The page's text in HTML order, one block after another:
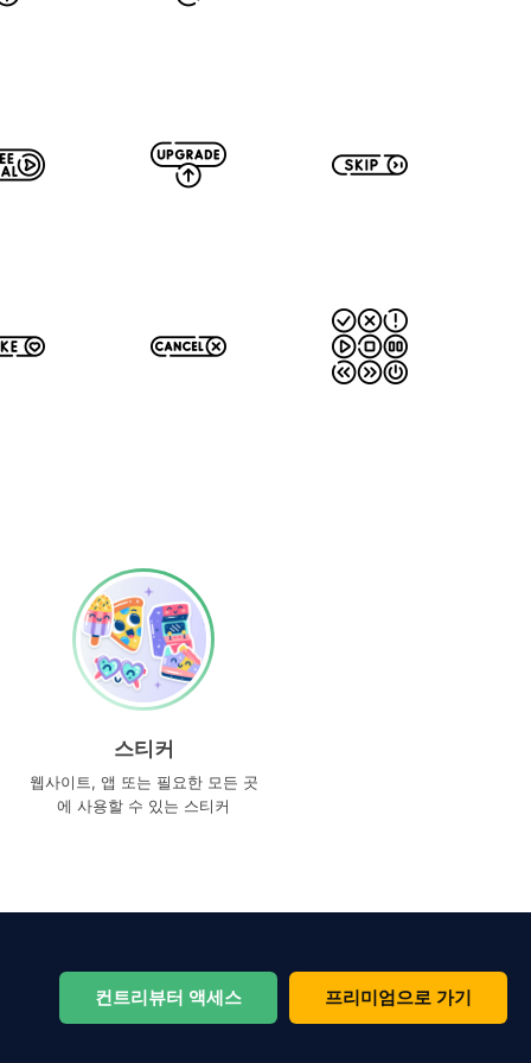
스티커
웹사이트, 앱 또는 필요한 모든 곳
에 사용할 수 있는 스티커
컨트리뷰터 액세스 프리미엄으로 가기